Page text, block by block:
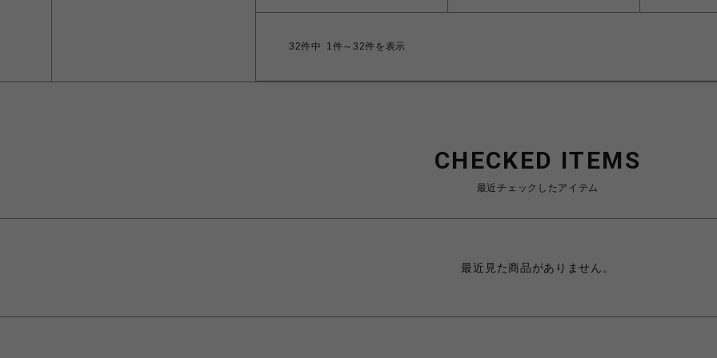
32件中 1件～32件を表示
CHECKED ITEMS
最近チェックしたアイテム
最近見た商品がありません。